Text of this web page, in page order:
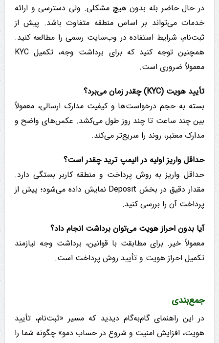
در حال حاضر بله بدون هیچ مشکلی. ولی دسترسی و ارائه
خدمات می‌تواند بر اساس منطقه متفاوت باشد. پیش از
ثبت‌نام، شرایط استفاده در وب‌سایت رسمی را مطالعه کنید.
همچنین توجه کنید که برای برداشت وجه، تکمیل KYC
معمولاً ضروری است.
تأیید هویت (KYC) چقدر زمان می‌برد؟
بسته به حجم درخواست‌ها و کیفیت مدارک ارسالی، معمولاً
بین چند ساعت تا چند روز طول می‌کشد. عکس‌های واضح و
مدارک معتبر، روند را سریع‌تر می‌کند.
حداقل واریز اولیه در الیمپ ترید چقدر است؟
حداقل واریز به روش پرداخت و منطقه کاربر بستگی دارد.
مقدار دقیق در بخش Deposit نمایش داده می‌شود؛ پیش از
پرداخت آن را بررسی کنید.
آیا بدون احراز هویت می‌توان برداشت انجام داد؟
معمولاً خیر. برای مطابقت با قوانین، برداشت وجه نیازمند
تکمیل احراز هویت و تأیید روش پرداخت است.
جمع‌بندی
در این راهنمای گام‌به‌گام دیدید که مسیر «ثبت‌نام، تأیید
هویت، افزایش امنیت و شروع در حساب دمو» چگونه شما را